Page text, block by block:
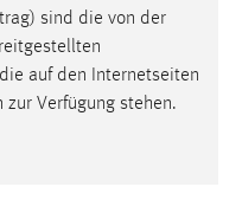
sind die von der
auf den Internetseiten
zur Verfügung stehen.